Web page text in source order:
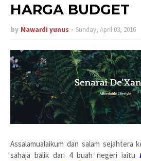
HARGA BUDGET
by Mawardi yunus Sunday, April 03, 2016
Assalamualaikum dan salam sejahtera
sahaja balik dari 4 buah negeri iaitu